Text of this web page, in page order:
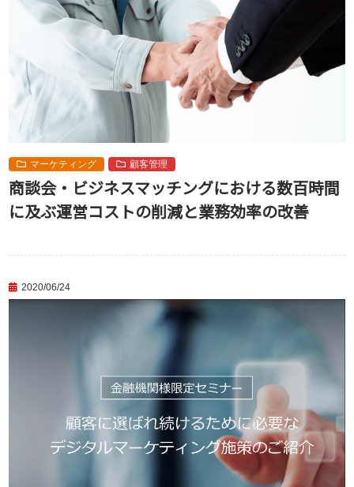
マーケティング 顧客管理
商談会・ビジネスマッチングにおける数百時間
に及ぶ運営コストの削減と業務効率の改善
2020/06/24